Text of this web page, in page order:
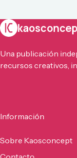
Una publicación
recursos creativos,
Información
Sobre Kaosconcept